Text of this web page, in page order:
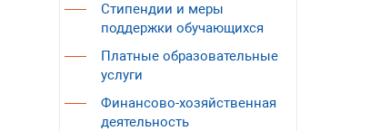
Стипендии и меры
поддержки обучающихся
Платные образовательные
услуги
Финансово-хозяйственная
деятельность